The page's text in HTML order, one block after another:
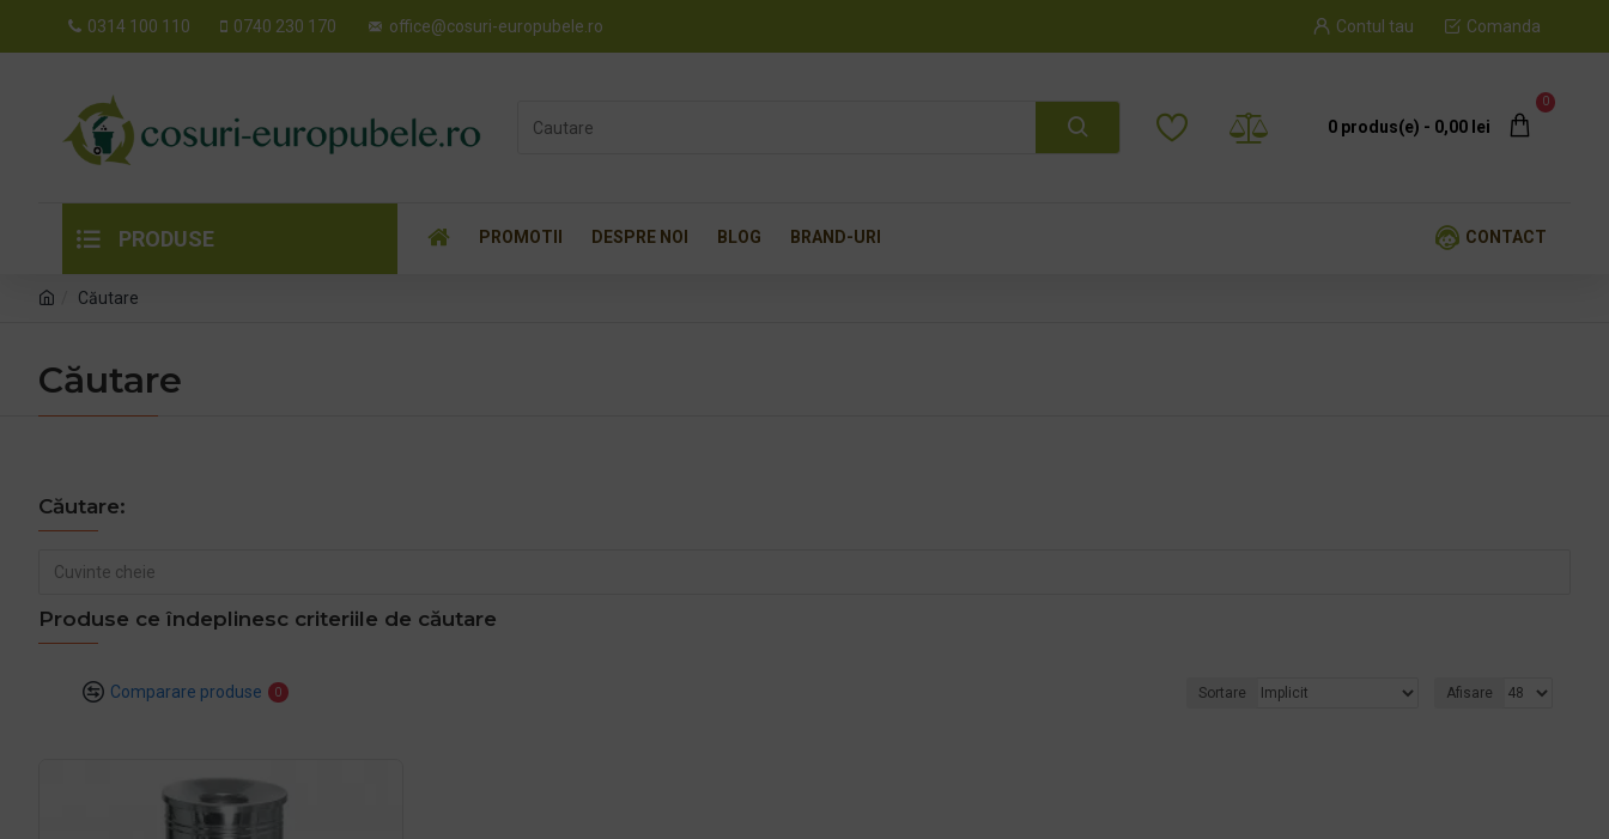
0314 100 110 0740 230 170 office@cosuri-europubele.ro Contul tau Comanda
0 produs(e) - 0,00 lei
0
PRODUSE PROMOTII DESPRE NOI BLOG BRAND-URI CONTACT
Căutare
Căutare
Căutare:
Produse ce îndeplinesc criteriile de căutare
Comparare produse 0 Sortare Afisare